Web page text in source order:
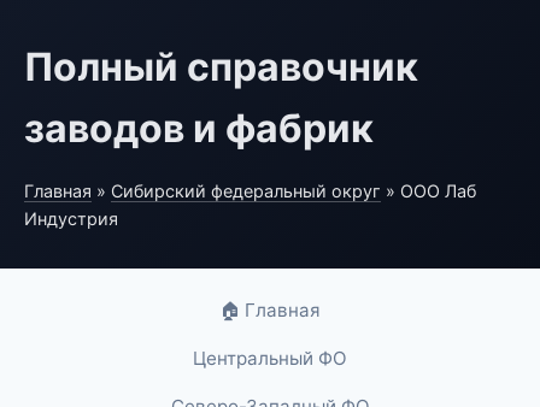
Полный справочник
заводов и фабрик
Главная » Сибирский федеральный округ » ООО Лаб
Индустрия
🏠 Главная
Центральный ФО